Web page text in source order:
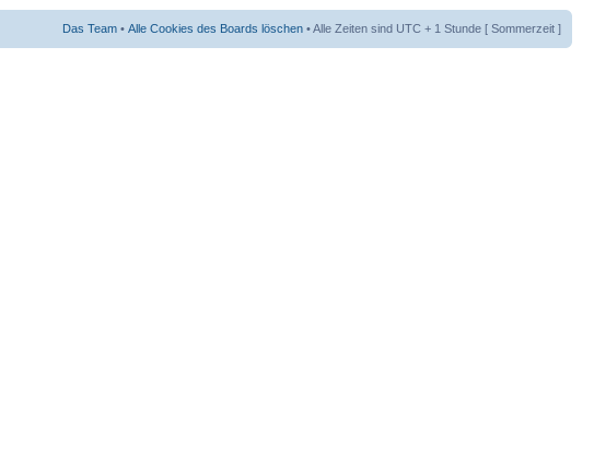
Das Team • Alle Cookies des Boards löschen • Alle Zeiten sind UTC + 1 Stunde [ Sommerzeit ]